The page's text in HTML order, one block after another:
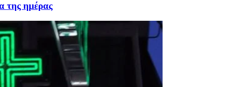
της ημέρας